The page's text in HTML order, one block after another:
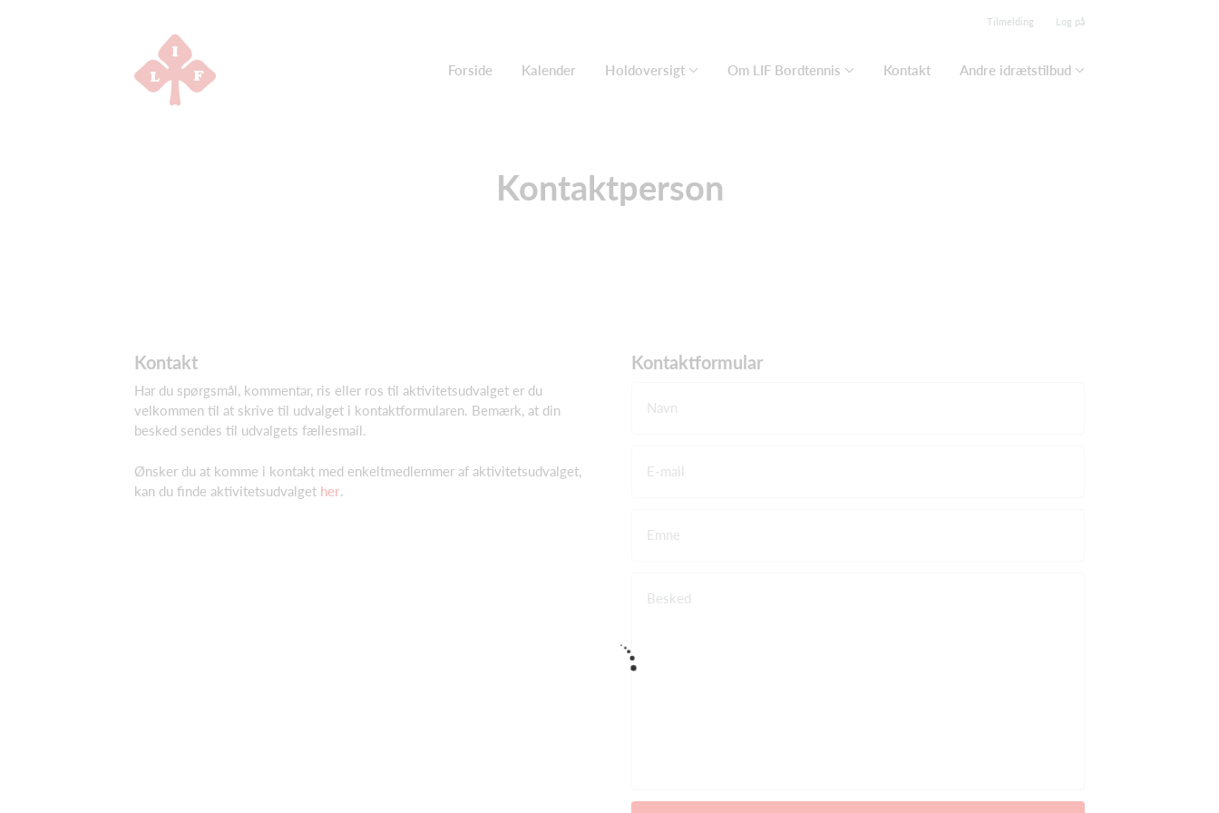
Tilmelding Log på
Forside Kalender Holdoversigt Om LIF Bordtennis Kontakt Andre idrætstilbud
Kontaktperson
Kontakt
Har du spørgsmål, kommentar, ris eller ros til aktivitetsudvalget er du
velkommen til at skrive til udvalget i kontaktformularen. Bemærk, at din
besked sendes til udvalgets fællesmail.
Ønsker du at komme i kontakt med enkeltmedlemmer af aktivitetsudvalget,
kan du finde aktivitetsudvalget her
Kontaktformular
Navn
E-mail
Emne
Besked